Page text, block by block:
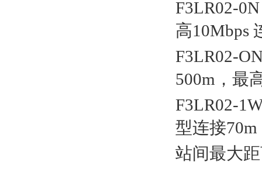
F3LR02-
高10Mbps
F3LR02-
500m ，最
F3LR02-
型连接70m
站间最大